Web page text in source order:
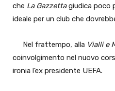
che La Gazzettagiudica poco
ideale per un club che
Nel frattempo, alla Vialli e
coinvolgimento nel nuovo
ironia l’ex presidente UEFA.